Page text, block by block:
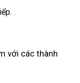
với các thành